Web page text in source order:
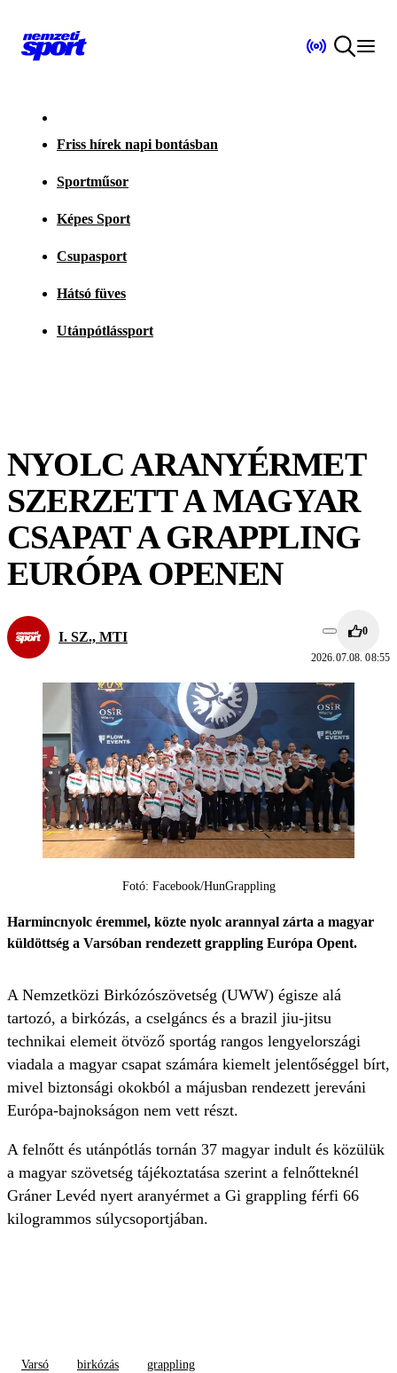
Friss hírek napi bontásban
Sportműsor
Képes Sport
Csupasport
Hátsó füves
Utánpótlássport
NYOLC ARANYÉRMET
SZERZETT A MAGYAR
CSAPAT A GRAPPLING
EURÓPA OPENEN
I. SZ., MTI 0
2026.07.08. 08:55
Fotó: Facebook/HunGrappling
Harmincnyolc éremmel, közte nyolc arannyal zárta a magyar
küldöttség a Varsóban rendezett grappling Európa Opent.
A Nemzetközi Birkózószövetség (UWW) égisze alá
tartozó, a birkózás, a cselgáncs és a brazil jiu-jitsu
technikai elemeit ötvöző sportág rangos lengyelországi
viadala a magyar csapat számára kiemelt jelentőséggel bírt,
mivel biztonsági okokból a májusban rendezett jereváni
Európa-bajnokságon nem vett részt.
A felnőtt és utánpótlás tornán 37 magyar indult és közülük
a magyar szövetség tájékoztatása szerint a felnőtteknél
Gráner Levéd nyert aranyérmet a Gi grappling férfi 66
kilogrammos súlycsoportjában.
Varsó birkózás grappling